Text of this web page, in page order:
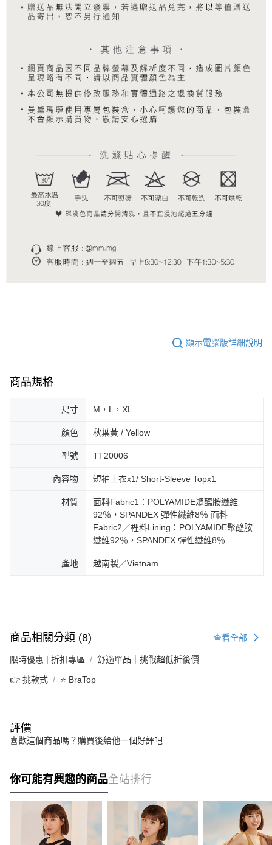
顯示電腦版詳細說明
商品規格
尺寸 M，L，XL
顏色 秋葉黃 / Yellow
型號 TT20006
內容物 短袖上衣x1/ Short-Sleeve Topx1
材質
面料Fabric1：POLYAMIDE聚醯胺纖維
92％，SPANDEX 彈性纖維8％ 面料
Fabric2／裡料Lining：POLYAMIDE聚醯胺
纖維92％，SPANDEX 彈性纖維8％
產地 越南製／Vietnam
商品相關分類 (8) 查看全部
限時優惠 | 折扣專區 舒適單品｜挑戰超低折後價
👉 挑款式 ⭐ BraTop
評價
喜歡這個商品嗎？購買後給他一個好評吧
你可能有興趣的商品全站排行